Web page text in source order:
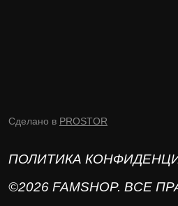
Сделано в PROSTOR
ПОЛИТИКА
©2026 FAMSHOP. ВСЕ